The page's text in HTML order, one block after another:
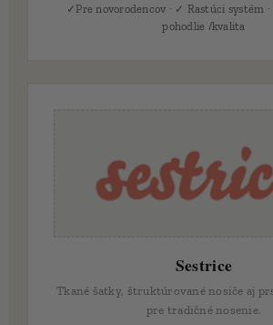
✓Pre novorodencov · ✓ Rastúci systém
pohodlie /kvalita
Sestrice
Tkané šatky, štruktúrované nosiče aj
pre tradičné nosenie.